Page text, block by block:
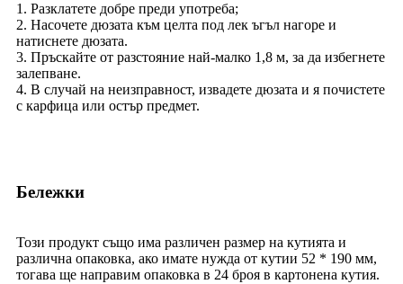
1. Разклатете добре преди употреба;
2. Насочете дюзата към целта под лек ъгъл нагоре и
натиснете дюзата.
3. Пръскайте от разстояние най-малко 1,8 м, за да избегнете
залепване.
4. В случай на неизправност, извадете дюзата и я почистете
с карфица или остър предмет.
Бележки
Този продукт също има различен размер на кутията и
различна опаковка, ако имате нужда от кутии 52 * 190 мм,
тогава ще направим опаковка в 24 броя в картонена кутия.